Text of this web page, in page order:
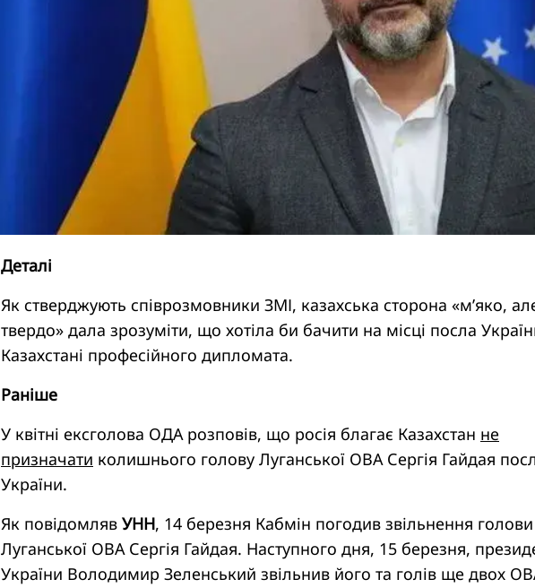
Деталі
Як стверджують співрозмовники ЗМІ, казахська сторона «м’яко,
твердо» дала зрозуміти, що хотіла би бачити на місці посла
Казахстані професійного дипломата.
Раніше
У квітні ексголова ОДА розповів, що росія благає Казахстан не
призначати колишнього голову Луганської ОВА Сергія Гайдая
України.
Як повідомляв УНН, 14 березня Кабмін погодив звільнення голови
Луганської ОВА Сергія Гайдая. Наступного дня, 15 березня,
України Володимир Зеленський звільнив його та голів ще двох